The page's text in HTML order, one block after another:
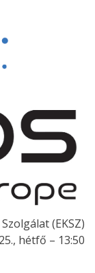
(EKSZ)
hétfő – 13:50